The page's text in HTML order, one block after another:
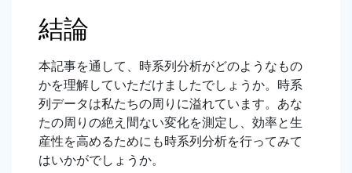
結論
本記事を通して、時系列分析がどのようなもの
かを理解していただけましたでしょうか。時系
列データは私たちの周りに溢れています。あな
たの周りの絶え間ない変化を測定し、効率と生
産性を高めるためにも時系列分析を行ってみて
はいかがでしょうか。